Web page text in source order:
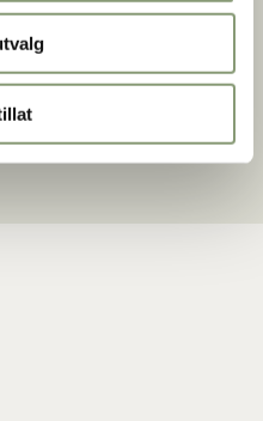
project.